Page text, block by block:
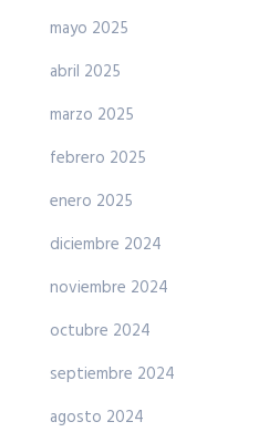
mayo 2025
abril 2025
marzo 2025
febrero 2025
enero 2025
diciembre 2024
noviembre 2024
octubre 2024
septiembre 2024
agosto 2024